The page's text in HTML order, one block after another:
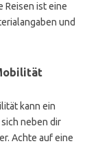
Reisen ist eine
und
kann ein
neben dir
Achte auf eine